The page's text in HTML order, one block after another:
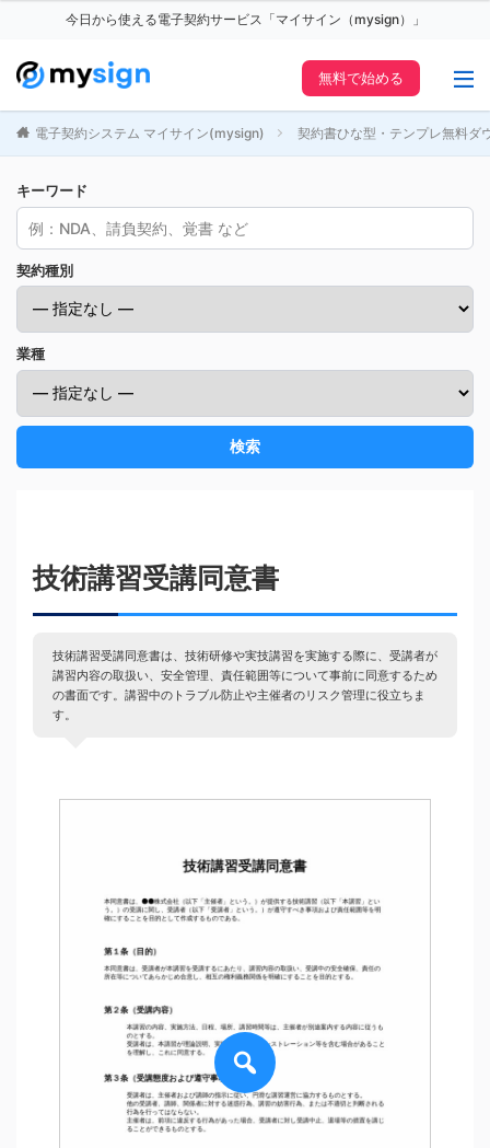
今日から使える電子契約サービス「マイサイン（mysign）」
無料で始める
電子契約システム マイサイン(mysign) 契約書ひな型・テンプレ無料ダ
キーワード
契約種別
業種
検索
技術講習受講同意書
技術講習受講同意書は、技術研修や実技講習を実施する際に、受講者が
講習内容の取扱い、安全管理、責任範囲等について事前に同意するため
の書面です。講習中のトラブル防止や主催者のリスク管理に役立ちま
す。